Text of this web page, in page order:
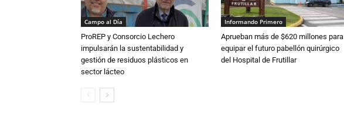
Campo al Día
ProREP y Consorcio Lechero
impulsarán la sustentabilidad y
gestión de residuos plásticos en
sector lácteo
Informando Primero
Aprueban más de $620 millones para
equipar el futuro pabellón quirúrgico
del Hospital de Frutillar